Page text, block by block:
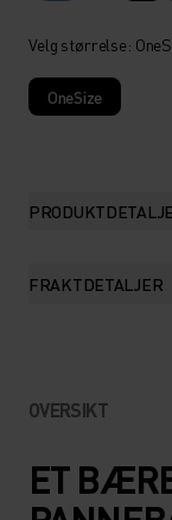
Velg størrelse:
OneSize
FRAKTDETALJER
OVERSIKT
ET